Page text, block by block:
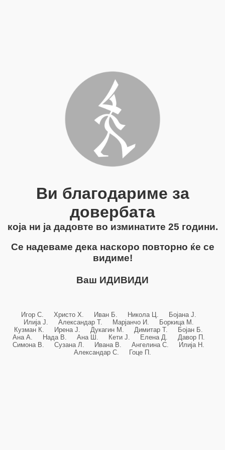
Ви благодариме за
довербата
која ни ја дадовте во изминатите 25 години.
Се надеваме дека наскоро повторно ќе се
видиме!
Ваш ИДИВИДИ
Игор С. Христо Х. Иван Б. Никола Ц. Бојана Ј.
Илија Ј. Александар Т. Марјанчо И. Боркица М.
Кузман К. Ирена Ј. Дукагин М. Димитар Т. Бојан Б.
Ана А. Нада В. Ана Ш. Кети Ј. Елена Д. Давор П.
Симона В. Сузана Л. Ивана В. Ангелина С. Илија Н.
Александар С. Гоце П.